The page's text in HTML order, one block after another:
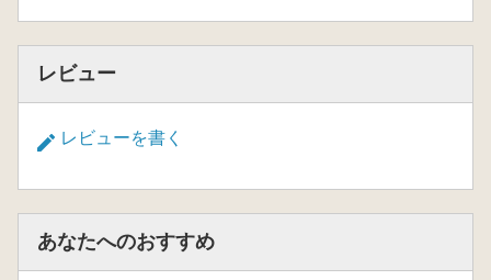
レビュー
レビューを書く
あなたへのおすすめ